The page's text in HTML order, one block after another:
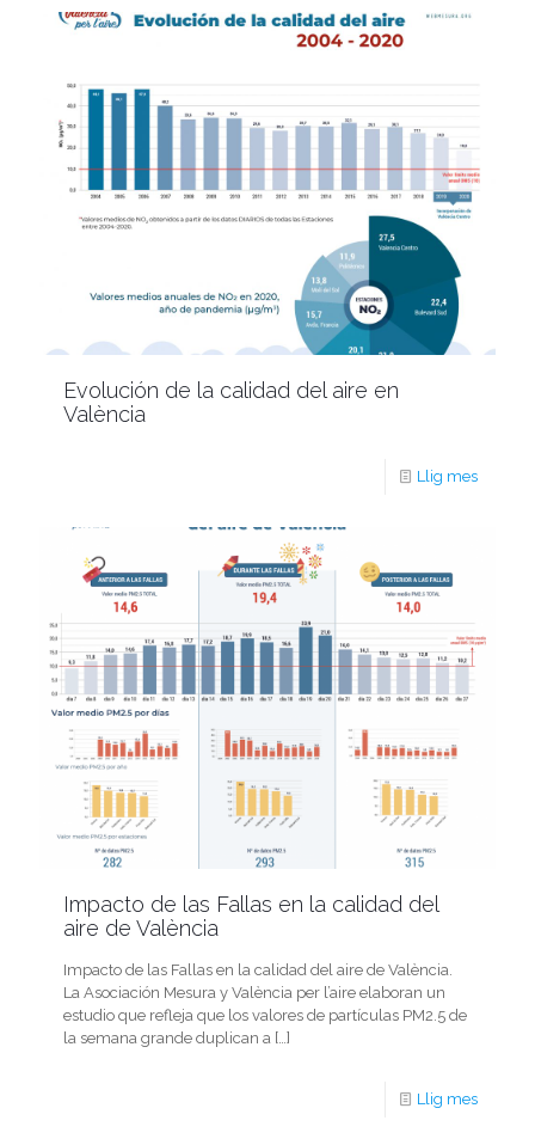
Evolución de la calidad del aire en
València
Llig mes
Impacto de las Fallas en la calidad del
aire de València
Impacto de las Fallas en la calidad del aire de València.
La Asociación Mesura y València per l’aire elaboran un
estudio que refleja que los valores de partículas PM2.5 de
la semana grande duplican a […]
Llig mes